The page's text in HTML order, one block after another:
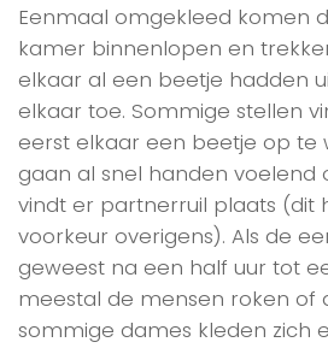
Eenmaal omgekleed komen
kamer binnenlopen en
elkaar al een beetje hadden
elkaar toe. Sommige stellen
eerst elkaar een beetje op te
gaan al snel handen voelend
vindt er partnerruil plaats (dit
voorkeur overigens). Als de
geweest na een half uur tot
meestal de mensen roken of
sommige dames kleden zich